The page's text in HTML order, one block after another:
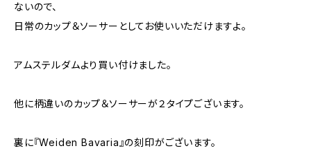
ないので、
日常のカップ＆ソーサーとしてお使いいただけますよ。
アムステルダムより買い付けました。
他に柄違いのカップ＆ソーサーが２タイプございます。
裏に『Weiden Bavaria』の刻印がございます。